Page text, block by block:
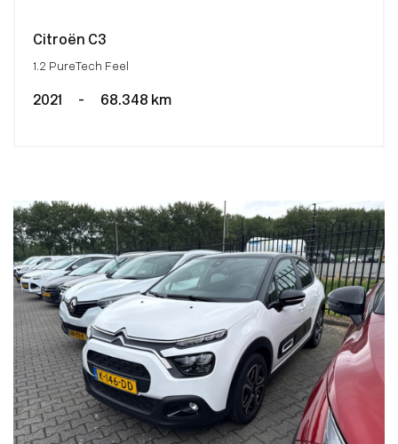
Citroën C3
1.2 PureTech Feel
2021 - 68.348 km